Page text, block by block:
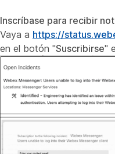
Inscríbase para recibir
Vaya a https://
en el botón "Suscribirse"